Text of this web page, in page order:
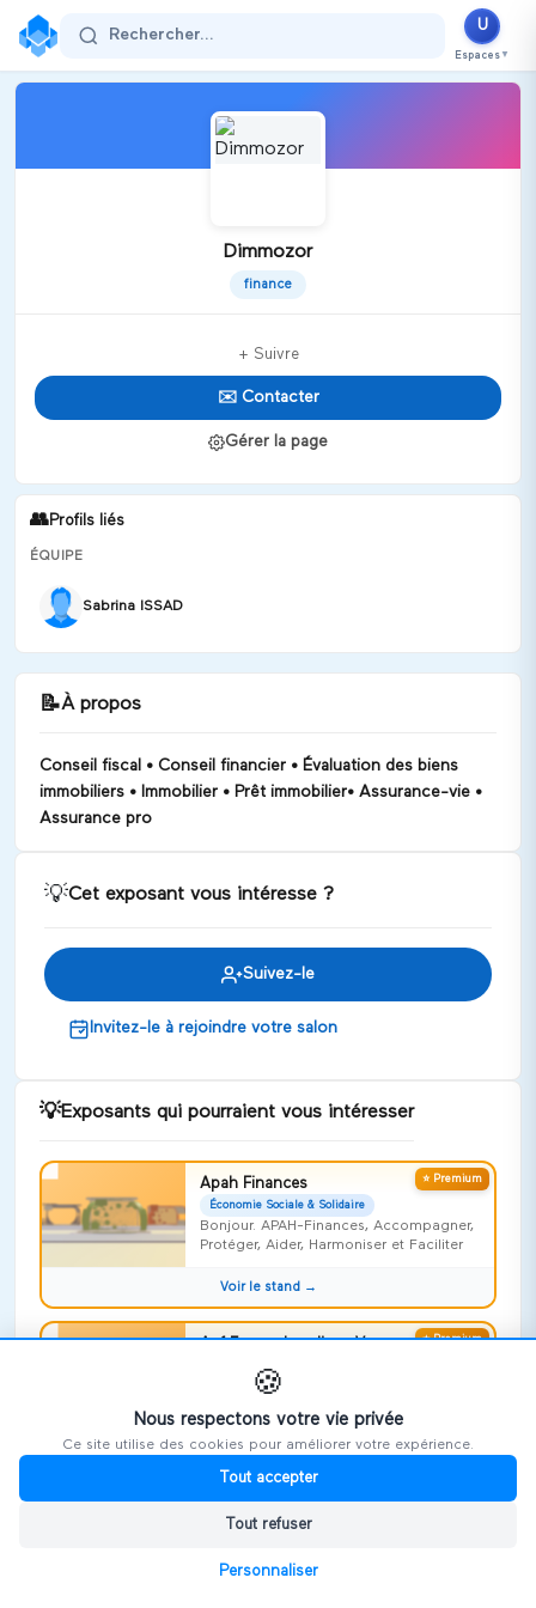
Rechercher...
U
Espaces ▼
Dimmozor
finance
+ Suivre
✉️ Contacter
Gérer la page
👥Profils liés
ÉQUIPE
Sabrina ISSAD
📝À propos
Conseil fiscal • Conseil financier • Évaluation des biens
immobiliers • Immobilier • Prêt immobilier• Assurance-vie •
Assurance pro
💡Cet exposant vous intéresse ?
Suivez-le
Invitez-le à rejoindre votre salon
💡Exposants qui pourraient vous intéresser
⭐ Premium
Apah Finances
Économie Sociale & Solidaire
Bonjour. APAH-Finances, Accompagner,
Protéger, Aider, Harmoniser et Faciliter
Voir le stand →
⭐ Premium
Apf France handicap Vosges
Risquer l'impossible !
Voir le stand →
Repideodat
On ne naît pas aidant, on le devient,
🍪
Nous respectons votre vie privée
Ce site utilise des cookies pour améliorer votre expérience.
Tout accepter
Tout refuser
Personnaliser